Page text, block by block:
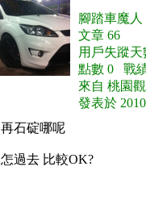
腳踏車魔人
文章 66
用戶失蹤天
點數 0 戰
來自 桃園
發表於
再石碇哪呢
怎過去 比較OK?